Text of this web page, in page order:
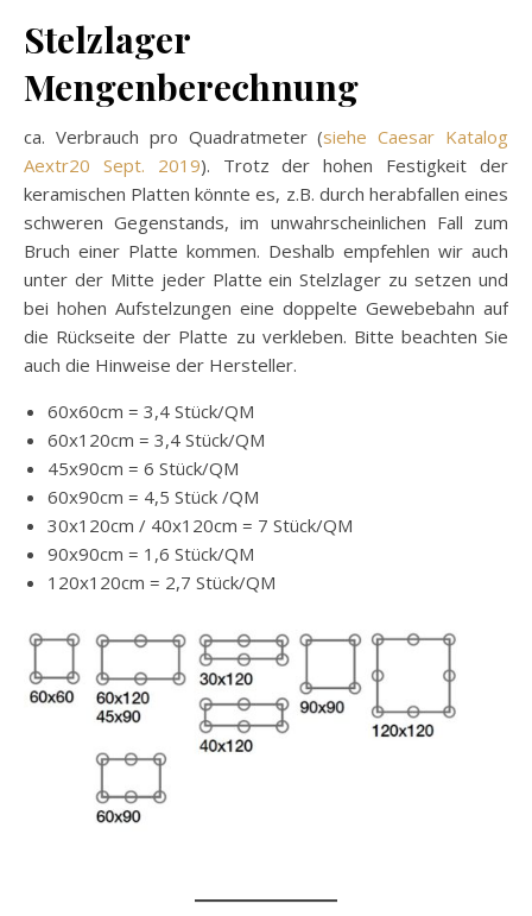
Stelzlager
Mengenberechnung
ca. Verbrauch pro Quadratmeter (siehe Caesar Katalog
Aextr20 Sept. 2019). Trotz der hohen Festigkeit der
keramischen Platten könnte es, z.B. durch herabfallen eines
schweren Gegenstands, im unwahrscheinlichen Fall zum
Bruch einer Platte kommen. Deshalb empfehlen wir auch
unter der Mitte jeder Platte ein Stelzlager zu setzen und
bei hohen Aufstelzungen eine doppelte Gewebebahn auf
die Rückseite der Platte zu verkleben. Bitte beachten Sie
auch die Hinweise der Hersteller.
60x60cm = 3,4 Stück/QM
60x120cm = 3,4 Stück/QM
45x90cm = 6 Stück/QM
60x90cm = 4,5 Stück /QM
30x120cm / 40x120cm = 7 Stück/QM
90x90cm = 1,6 Stück/QM
120x120cm = 2,7 Stück/QM